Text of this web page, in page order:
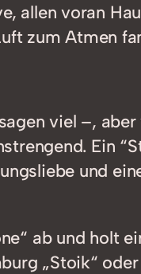
allen voran
zum Atmen
viel –, aber
Ein
und
ab und holt
„Stoik“ oder